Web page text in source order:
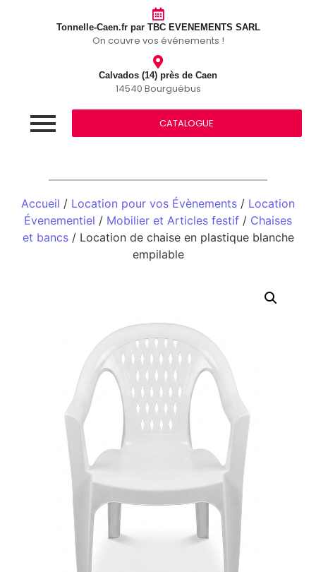
Tonnelle-Caen.fr par TBC EVENEMENTS SARL
On couvre vos événements !
Calvados (14) près de Caen
14540 Bourguébus
CATALOGUE
Accueil / Location pour vos Évènements / Location
Évenementiel / Mobilier et Articles festif / Chaises
et bancs/ Location de chaise en plastique blanche
empilable